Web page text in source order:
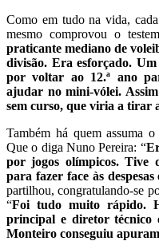
Como em tudo na vida,
mesmo comprovou o
praticante mediano de
divisão. Era esforçado.
por voltar ao 12.ª ano
ajudar no mini-vólei.
sem curso, que viria a tirar
Também há quem assuma
Que o diga Nuno Pereira: “
por jogos olímpicos. Tive
para fazer face às
partilhou, congratulando-se
“Foi tudo muito rápido.
principal e diretor técnico
Monteiro conseguiu